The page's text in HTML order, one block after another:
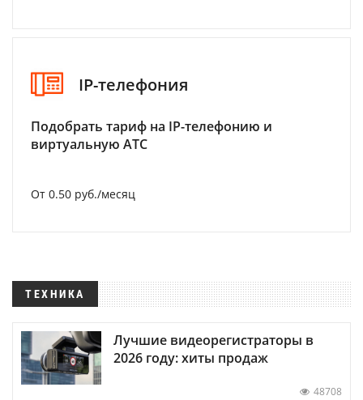
IP-телефония
Подобрать тариф на IP-телефонию и
виртуальную АТС
От 0.50 руб./месяц
ТЕХНИКА
Лучшие видеорегистраторы в
2026 году: хиты продаж
48708